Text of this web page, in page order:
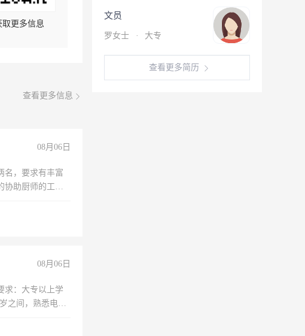
取更多信息
查看更多信息
08月06日
名，要求有丰富
协助厨师的工
08月06日
求：大专以上学
之间，熟悉电脑
交纳五险，
文员
罗女士 · 大专
查看更多简历